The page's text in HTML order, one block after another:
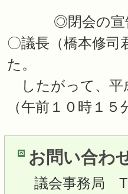
◎閉会の宣
〇議長（橋本修
た。
したがって、平
（午前１０時１５
お問い合わ
議会事務局